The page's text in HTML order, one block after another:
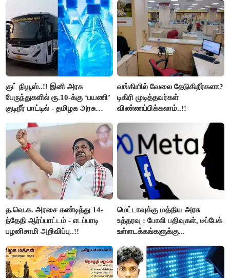
குட் நியூஸ்..!! இனி அரசு
பேருந்துகளில் ரூ.10-க்கு ‘பயணி’
குடிநீர் பாட்டில் - தமிழக அரசு
வங்கியில் வேலை தேடுகிறீர்களா?
டிகிரி முடித்தவர்கள்
விண்ணப்பிக்கலாம்..!!
த.வெ.க. அரசை கண்டித்து 14-
ந்தேதி ஆர்ப்பாட்டம் - எடப்பாடி
பழனிசாமி அறிவிப்பு..!!
மெட்டாவுக்கு மத்திய அரசு
உத்தரவு : போலி பதிவுகள், டீப்பேக்
உள்ளடக்கங்களுக்கு...